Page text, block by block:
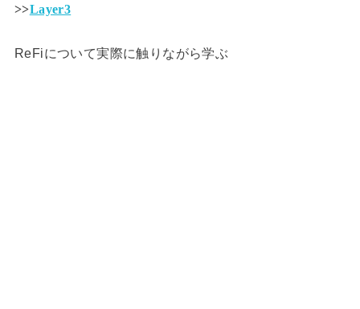
>>Layer3
ReFiについて実際に触りながら学ぶ